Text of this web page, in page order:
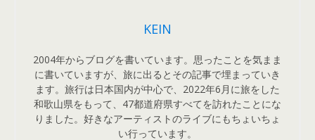
KEIN
2004年からブログを書いています。思ったことを気まま
に書いていますが、旅に出るとその記事で埋まっていき
ます。旅行は日本国内が中心で、2022年6月に旅をした
和歌山県をもって、47都道府県すべてを訪れたことにな
りました。好きなアーティストのライブにもちょいちょ
い行っています。